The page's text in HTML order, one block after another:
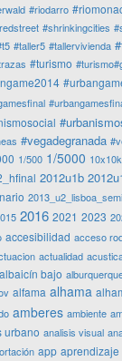
#riodarro
#shrinkingcities
#taller5 #tallervivienda
#turismo
#vegadegranada
1/500 1/5000
2012u1b
2016 2021 2023
accesibilidad acceso
actualidad
albaicín bajo
alfama alhama
amberes ambiente
urbano analisis visual
app aprendizaje